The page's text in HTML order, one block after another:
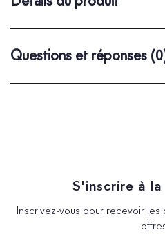
Questions et réponses
S'inscrire à
Inscrivez-vous pour recevoir